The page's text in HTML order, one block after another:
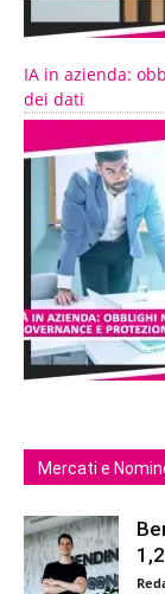
IA in azienda:
dei dati
Mercati e